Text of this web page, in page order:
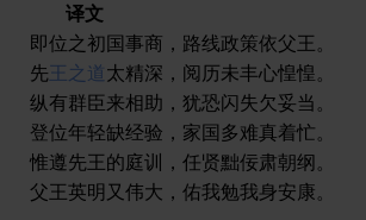
译文
即位之初国事商，路线政策依父王。
先王之道太精深，阅历未丰心惶惶。
纵有群臣来相助，犹恐闪失欠妥当。
登位年轻缺经验，家国多难真着忙。
惟遵先王的庭训，任贤黜佞肃朝纲。
父王英明又伟大，佑我勉我身安康。